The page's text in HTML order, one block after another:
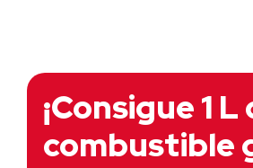
¡Consigue 1 L
combustible